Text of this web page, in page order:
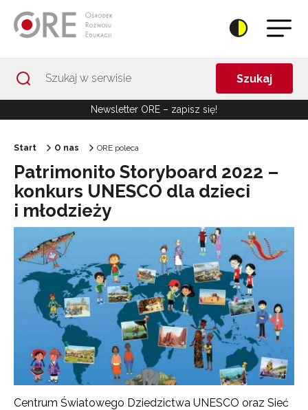
Szukaj
Newsletter ORE – zapisz się!
Start O nas ORE poleca
Patrimonito Storyboard 2022 –
konkurs UNESCO dla dzieci
i młodzieży
Centrum Światowego Dziedzictwa UNESCO oraz Sieć